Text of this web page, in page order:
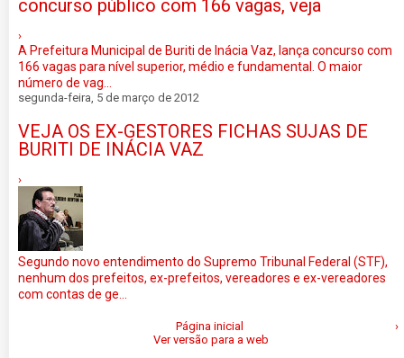
concurso público com 166 vagas, veja
›
A Prefeitura Municipal de Buriti de Inácia Vaz, lança concurso com
166 vagas para nível superior, médio e fundamental. O maior
número de vag...
segunda-feira, 5 de março de 2012
VEJA OS EX-GESTORES FICHAS SUJAS DE
BURITI DE INÁCIA VAZ
›
Segundo novo entendimento do Supremo Tribunal Federal (STF),
nenhum dos prefeitos, ex-prefeitos, vereadores e ex-vereadores
com contas de ge...
›
Página inicial
Ver versão para a web